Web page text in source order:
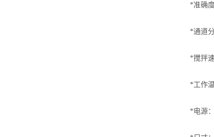
*准确
*通道
*搅拌
*工作
*电源